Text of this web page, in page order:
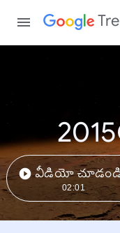
వీడియో
02:01